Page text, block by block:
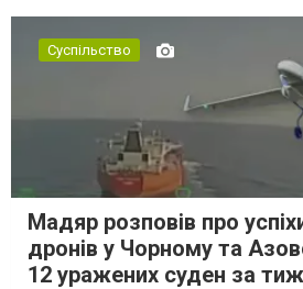
Суспільство
Мадяр розповів про
дронів у Чорному та
12 уражених суден за